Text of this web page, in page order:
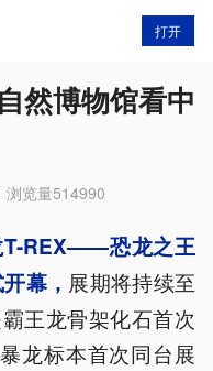
打开
然博物馆看中
浏览量514990
T-REX——恐龙之王
幕， 展期将持续至
王龙骨架化石首次
龙标本首次同台展